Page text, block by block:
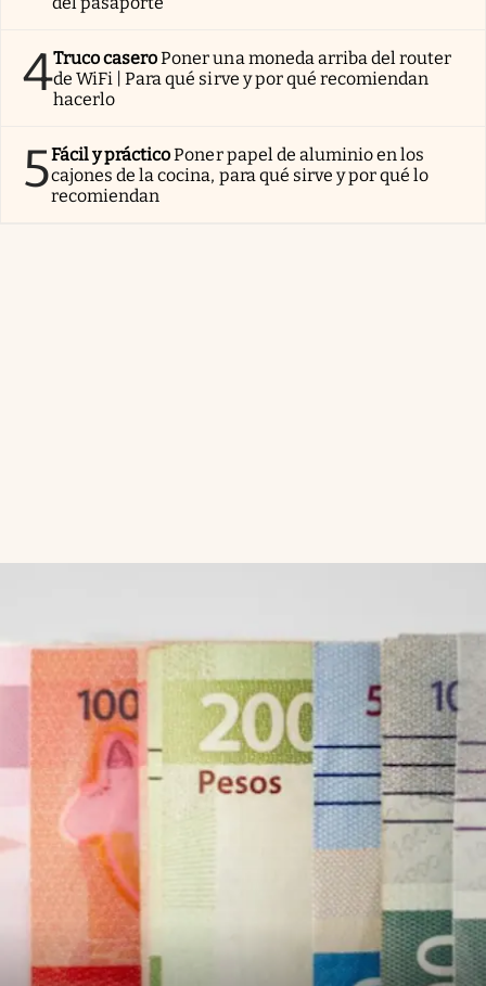
4Truco caseroPoner una moneda arriba del router
de WiFi | Para qué sirve y por qué recomiendan
hacerlo
5Fácil y prácticoPoner papel de aluminio en los
cajones de la cocina, para qué sirve y por qué lo
recomiendan